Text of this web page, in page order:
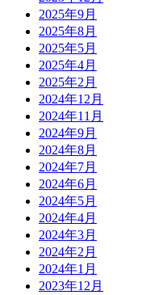
2025年9月
2025年8月
2025年5月
2025年4月
2025年2月
2024年12月
2024年11月
2024年9月
2024年8月
2024年7月
2024年6月
2024年5月
2024年4月
2024年3月
2024年2月
2024年1月
2023年12月